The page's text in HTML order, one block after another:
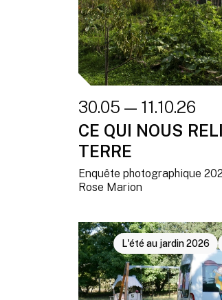
30.05 — 11.10.26
CE QUI NOUS
TERRE
Enquête photographique
Rose Marion
L'été au jardin 2026